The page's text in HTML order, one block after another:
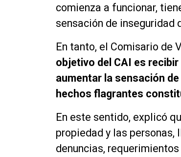
comienza a funcionar,
sensación de inseguridad
En tanto, el Comisario de
objetivo del CAI es
aumentar la sensación
hechos flagrantes
En este sentido, explicó
propiedad y las
denuncias,